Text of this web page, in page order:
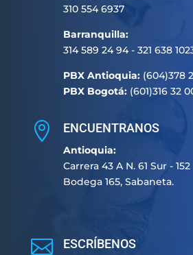
310 554 6937
Barranquilla:
314 589 24 94 - 321 638
PBX Antioquia:(604)378
PBX Bogotá:(601)316 32
 ENCUENTRANOS
Antioquia:
Carrera 43 A N. 61 Sur - 152
Bodega 165, Sabaneta.
 ESCRÍBENOS